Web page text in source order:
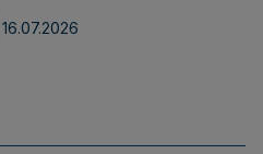
16.07.2026